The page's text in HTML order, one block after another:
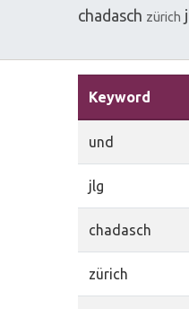
chadasch zürich
Keyword
und
jlg
chadasch
zürich